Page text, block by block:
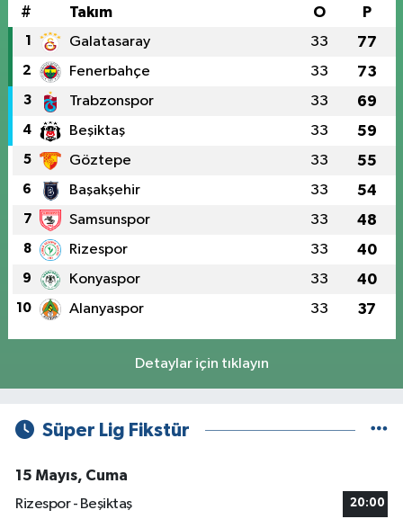
# Takım O P
1 Galatasaray 33 77
2 Fenerbahçe 33 73
3 Trabzonspor 33 69
4 Beşiktaş 33 59
5 Göztepe 33 55
6 Başakşehir 33 54
7 Samsunspor 33 48
8 Rizespor 33 40
9 Konyaspor 33 40
10 Alanyaspor 33 37
Detaylar için tıklayın
Süper Lig Fikstür
15 Mayıs, Cuma
Rizespor - Beşiktaş
20:00